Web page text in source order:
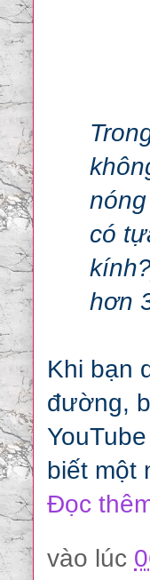
có
hơn
Khi bạn
đường,
biết một
Đọc
vào lúc